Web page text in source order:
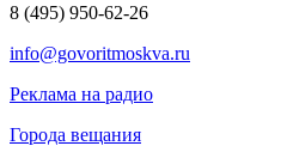
8 (495) 950-62-26
info@govoritmoskva.ru
Реклама на радио
Города вещания